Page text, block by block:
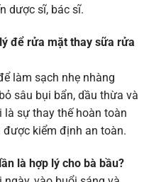
dược sĩ, bác sĩ.
để rửa mặt thay sữa rửa
làm sạch nhẹ nhàng
sâu bụi bẩn, dầu thừa và
sự thay thế hoàn toàn
được kiểm định an toàn.
là hợp lý cho bà bầu?